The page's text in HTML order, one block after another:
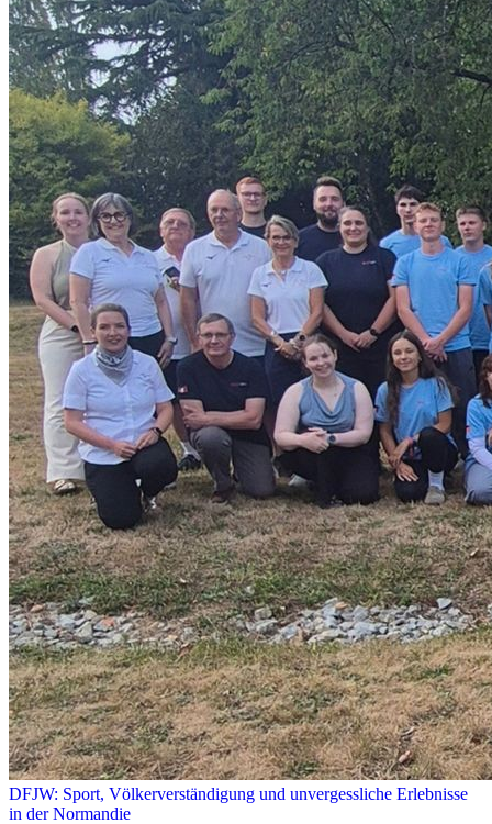
DFJW: Sport, Völkerverständigung und unvergessliche Erlebnisse
in der Normandie